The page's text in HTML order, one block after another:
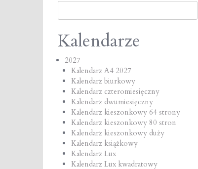
Kalendarze
2027
Kalendarz A4 2027
Kalendarz biurkowy
Kalendarz czteromiesięczny
Kalendarz dwumiesięczny
Kalendarz kieszonkowy 64 strony
Kalendarz kieszonkowy 80 stron
Kalendarz kieszonkowy duży
Kalendarz książkowy
Kalendarz Lux
Kalendarz Lux kwadratowy